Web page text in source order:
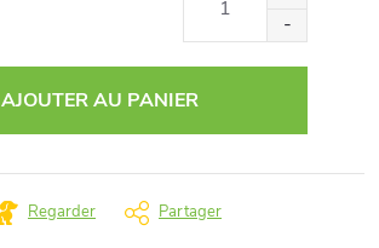
AJOUTER AU PANIER
Regarder Partager